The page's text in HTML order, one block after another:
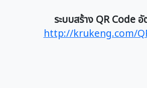
ระบบสร้าง QR Code
http://krukeng.com/